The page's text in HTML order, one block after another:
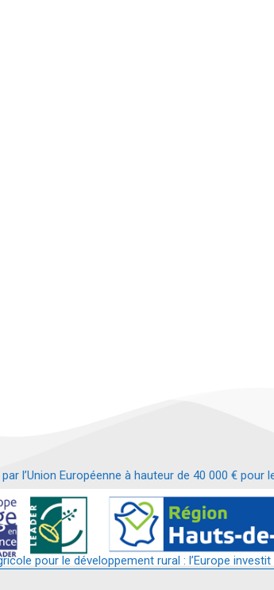
l’Union Européenne à hauteur de 40 000 € pour
bâtiment en services et commerces de proximité.
pour le développement rural : l’Europe